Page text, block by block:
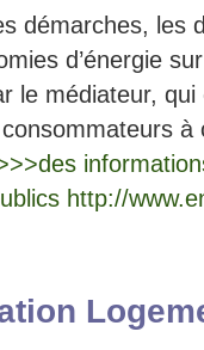
démarches, les
d’énergie
le médiateur,
à
http://